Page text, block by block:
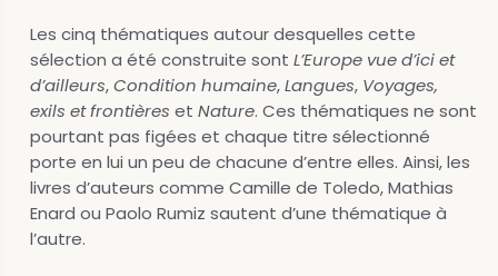
Les cinq thématiques autour desquelles cette
sélection a été construite sont L’Europe vue d’ici et
d’ailleurs,Condition humaine,Langues, Voyages,
exils et frontières et Nature. Ces thématiques ne sont
pourtant pas figées et chaque titre sélectionné
porte en lui un peu de chacune d’entre elles. Ainsi, les
livres d’auteurs comme Camille de Toledo, Mathias
Enard ou Paolo Rumiz sautent d’une thématique à
l’autre.